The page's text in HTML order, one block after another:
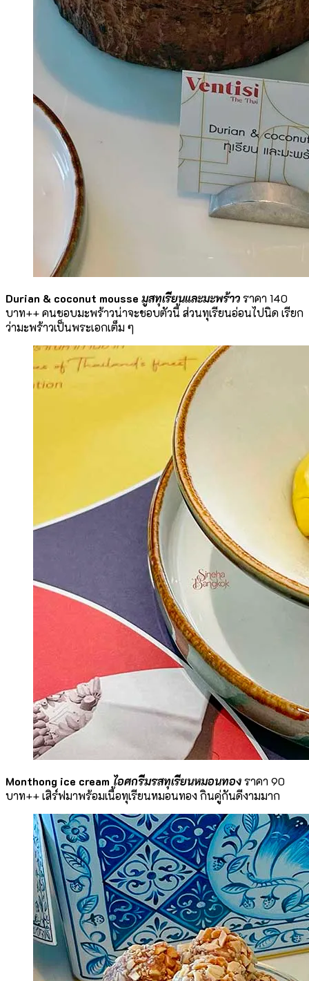
Durian & coconut mousse มูสทุเรียนและมะพร้าวราคา 140
บาท++ คนชอบมะพร้าวน่าจะชอบตัวนี้ ส่วนทุเรียนอ่อนไปนิด เรียก
ว่ามะพร้าวเป็นพระเอกเต็ม ๆ
Monthong ice cream ไอศกรีมรสทุเรียนหมอนทองราคา 90
บาท++ เสิร์ฟมาพร้อมเนื้อทุเรียนหมอนทอง กินคู่กันดีงามมาก